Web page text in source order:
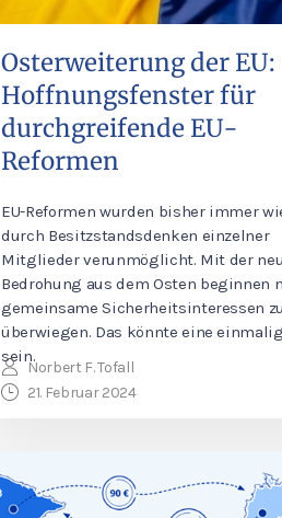
Osterweiterung der EU:
Hoffnungsfenster für
durchgreifende EU-
Reformen
EU-Reformen wurden bisher immer
durch Besitzstandsdenken einzelner
Mitglieder verunmöglicht. Mit der
Bedrohung aus dem Osten beginnen
gemeinsame Sicherheitsinteressen zu
überwiegen. Das könnte eine
sein.
Norbert F. Tofall
21. Februar 2024